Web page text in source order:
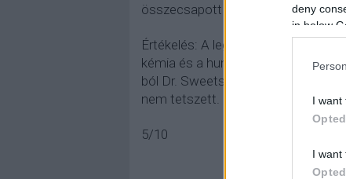
deny
in below
I want
I want
összecsapott részeket készíteni?
Értékelés: A legjobb jelző a
kémia és a humoruk se volt
ból Dr. Sweets-re emlékeztet. A
nem tetszett.
5/10